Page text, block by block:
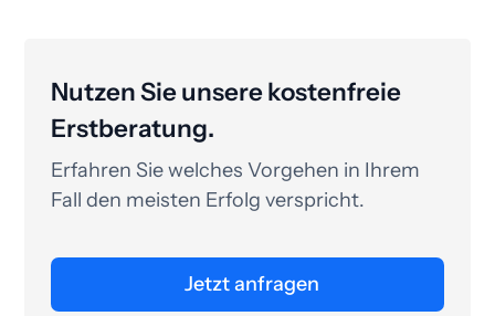
Nutzen Sie unsere kostenfreie
Erstberatung.
Erfahren Sie welches Vorgehen in Ihrem
Fall den meisten Erfolg verspricht.
Jetzt anfragen